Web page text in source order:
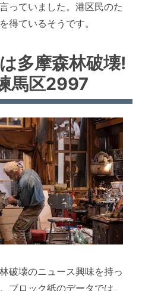
っていました。港区民のた
得ているそうです。
多摩森林破壊!
馬区2997
破壊のニュース興味を持っ
ブロック紙のデータでは、